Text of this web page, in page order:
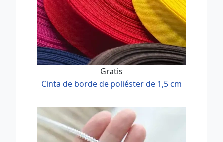
Gratis
Cinta de borde de poliéster de 1,5 cm